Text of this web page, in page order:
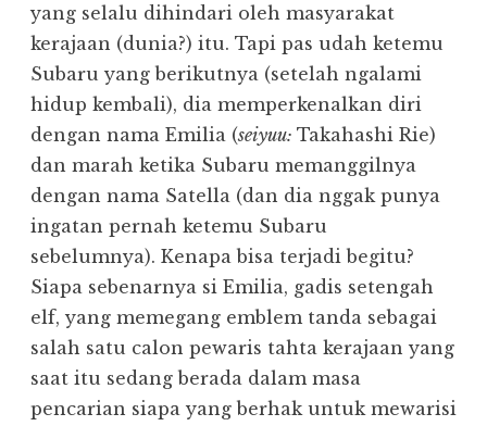
yang selalu dihindari oleh masyarakat
kerajaan (dunia?) itu. Tapi pas udah ketemu
Subaru yang berikutnya (setelah ngalami
hidup kembali), dia memperkenalkan diri
dengan nama Emilia (seiyuu: Takahashi Rie)
dan marah ketika Subaru memanggilnya
dengan nama Satella (dan dia nggak punya
ingatan pernah ketemu Subaru
sebelumnya). Kenapa bisa terjadi begitu?
Siapa sebenarnya si Emilia, gadis setengah
elf, yang memegang emblem tanda sebagai
salah satu calon pewaris tahta kerajaan yang
saat itu sedang berada dalam masa
pencarian siapa yang berhak untuk mewarisi